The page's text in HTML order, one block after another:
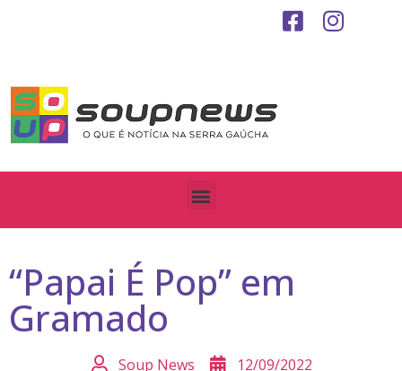
“Papai É Pop” em
Gramado
Soup News 12/09/2022